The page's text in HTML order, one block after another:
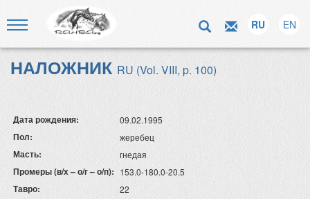
RU EN
НАЛОЖНИК RU (Vol. VIII, p. 100)
Дата рождения: 09.02.1995
Пол: жеребец
Масть: гнедая
Промеры (в/х – о/г – о/п): 153.0-180.0-20.5
Тавро: 22